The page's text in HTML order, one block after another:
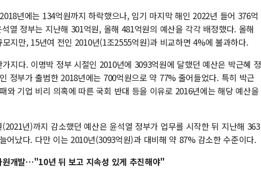
년에는 134억원까지 하락했으나, 임기 마지막 해인 2022년 들어 376억
열 정부는 지난해 301억원, 올해 481억원의 예산을 각각 배정했다. 올해
지만, 15년여 전인 2010년(1조2555억원)과 비교하면 4%에 불과하다.
지다. 이명박 정부 시절인 2010년에 3093억원에 달했던 예산은 박근혜 정
정부가 출범한 2018년에는 700억원으로 약 77% 줄어들었다. 특히 박근
와 기업 비리 의혹에 따른 국회 반대 등을 이유로 2016년에는 해당 예산을
년)까지 감소했던 예산은 윤석열 정부가 업무를 시작한 뒤 지난해 363
어났다. 다만 이는 2010년(3093억원)과 대비해 약 87% 감소한 수준이다.
개발…"10년 뒤 보고 지속성 있게 추진해야"